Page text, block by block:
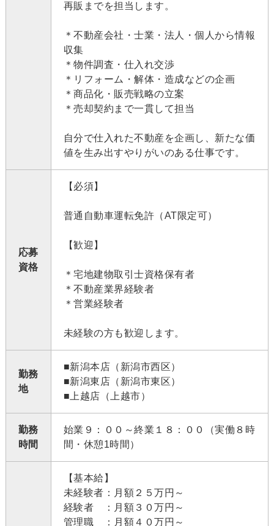
再販までを担当します。
＊不動産会社・士業・法人・個人から情報
収集
＊物件調査・仕入れ交渉
＊リフォーム・解体・造成などの企画
＊商品化・販売戦略の立案
＊売却契約まで一貫して担当
自分で仕入れた不動産を企画し、新たな価
値を生み出すやりがいのある仕事です。
応募
資格
【必須】
普通自動車運転免許（AT限定可）
【歓迎】
＊宅地建物取引士資格保有者
＊不動産業界経験者
＊営業経験者
未経験の方も歓迎します。
勤務
地
■新潟本店（新潟市西区）
■新潟東店（新潟市東区）
■上越店（上越市）
勤務
時間
始業９：００～終業１８：００（実働８時
間・休憩1時間）
【基本給】
未経験者：月額２５万円～
経験者 ：月額３０万円～
管理職 ：月額４０万円～